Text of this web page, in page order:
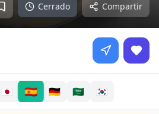
Cerrado Compartir
🇯🇵 🇪🇸 🇩🇪 🇸🇦 🇰🇷